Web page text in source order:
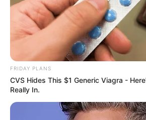
Meilleur pronostic QUINTÉ
WINDSOR
Scoopdyga : 16 – 7 – 1 – 3 – 9 – 2 – 4 –
Le Quinté du jour selon
Découvrez pour le fun ou plus
FRIDAY PLANS
CVS Hides This $1 Generic Viagra -
Really In.